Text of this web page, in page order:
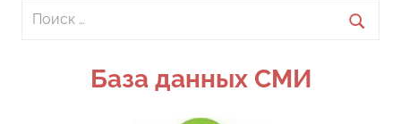
Поиск
База данных СМИ